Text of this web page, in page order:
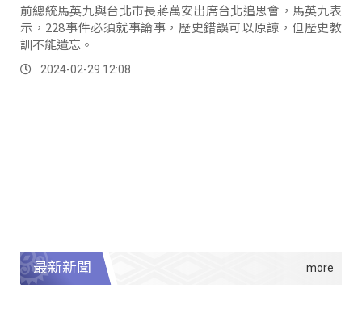
前總統馬英九與台北市長蔣萬安出席台北追思會，馬英九表
示，228事件必須就事論事，歷史錯誤可以原諒，但歷史教
訓不能遺忘。
2024-02-29 12:08
最新新聞